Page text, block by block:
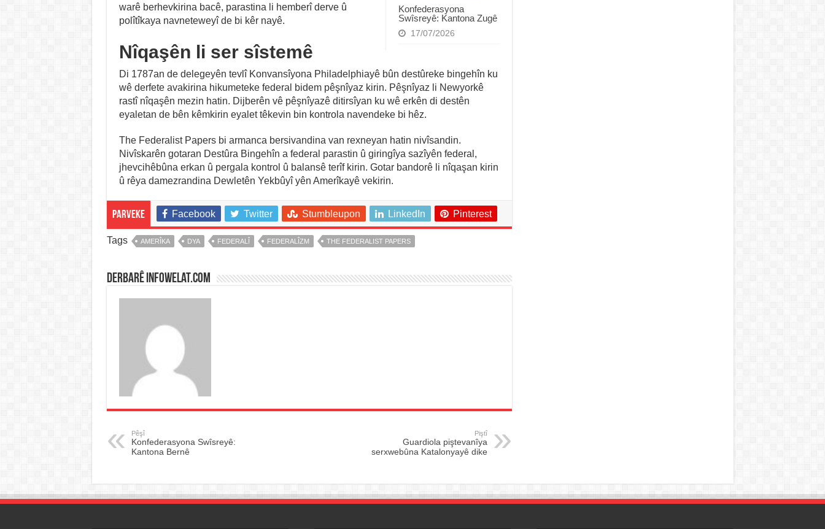
Konfederasyona
Swîsreyê: Kantona Zugê
17/07/2026
warê berhevkirina bacê, parastina li hemberî derve û
polîtîkaya navneteweyî de bi kêr nayê.
Nîqaşên li ser sîstemê
Di 1787an de delegeyên tevlî Konvansîyona Philadelphiayê bûn destûreke bingehîn ku
wê derfete avakirina hikumeteke federal bidem pêşnîyaz kirin. Pêşnîyaz li Newyorkê
rastî nîqaşên mezin hatin. Dijberên vê pêşnîyazê ditirsîyan ku wê erkên di destên
eyaletan de bên kêmkirin eyalet têkevin bin kontrola navendeke bi hêz.
The Federalist Papers bi armanca bersivandina van rexneyan hatin nivîsandin.
Nivîskarên gotaran Destûra Bingehîn a federal parastin û giringîya sazîyên federal,
jhevcihêbûna erkan û pergala kontrol û balansê terîf kirin. Gotar bandorê li nîqaşan kirin
û rêya damezrandina Dewletên Yekbûyî yên Amerîkayê vekirin.
Parveke Facebook Twitter Stumbleupon LinkedIn Pinterest
Tags AMERÎKA DYA FEDERALÎ FEDERALÎZM THE FEDERALIST PAPERS
Derbarê infowelat.com
Pêşî
Konfederasyona Swîsreyê:
Kantona Bernê
Piştî
Guardiola piştevanîya
serxwebûna Katalonyayê dike